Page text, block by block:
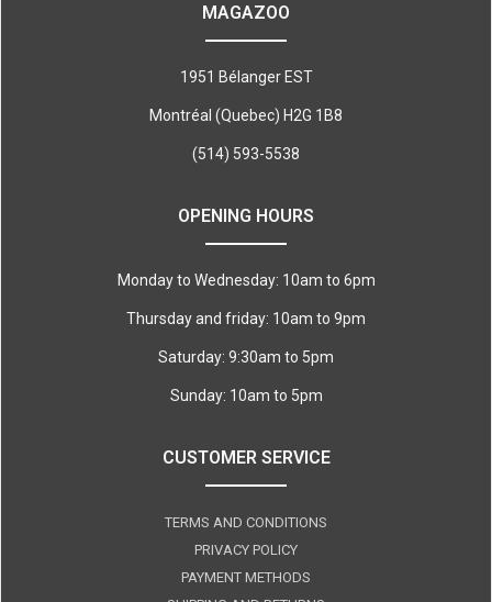
MAGAZOO
1951 Bélanger EST
Montréal (Quebec) H2G 1B8
(514) 593-5538
OPENING HOURS
Monday to Wednesday: 10am to 6pm
Thursday and friday: 10am to 9pm
Saturday: 9:30am to 5pm
Sunday: 10am to 5pm
CUSTOMER SERVICE
TERMS AND CONDITIONS
PRIVACY POLICY
PAYMENT METHODS